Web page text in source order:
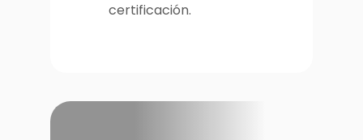
certificación.